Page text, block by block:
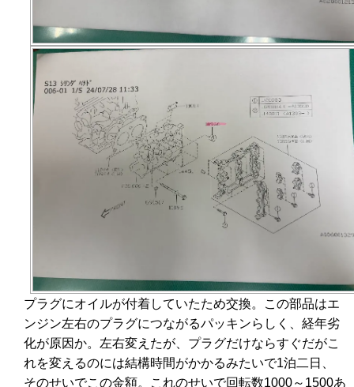
プラグにオイルが付着していたため交換。この部品はエ
ンジン左右のプラグにつながるパッキンらしく、経年劣
化が原因か。左右変えたが、プラグだけならすぐだがこ
れを変えるのには結構時間がかかるみたいで1泊二日、
そのせいでこの金額。これのせいで回転数1000～1500あ